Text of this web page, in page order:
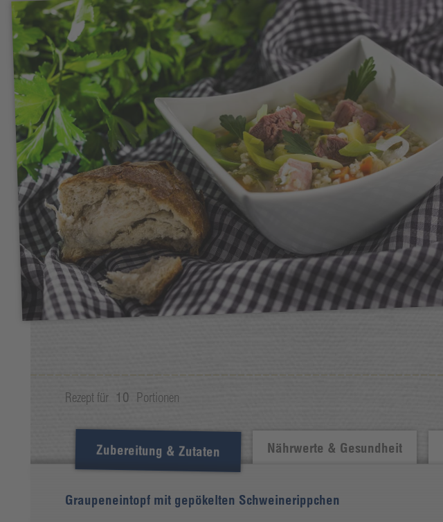
Rezept für 10 Portionen
Zubereitung & Zutaten Nährwerte & Gesundheit
Graupeneintopf mit gepökelten Schweinerippchen